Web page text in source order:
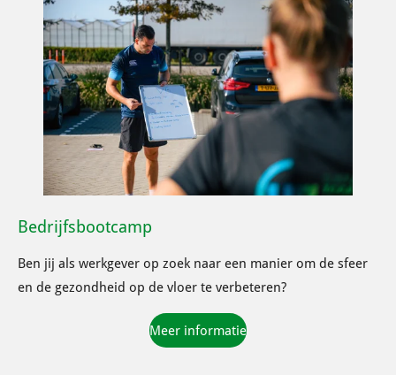
Bedrijfsbootcamp
Ben jij als werkgever op zoek naar een manier om de sfeer
en de gezondheid op de vloer te verbeteren?
Meer informatie